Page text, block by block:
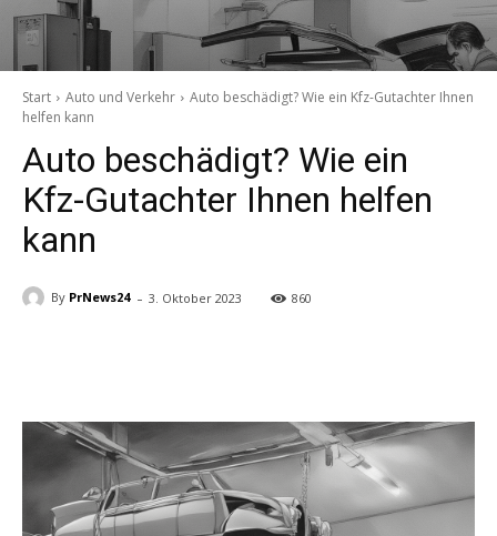
Start Auto und Verkehr
Auto beschädigt? Wie ein Kfz-Gutachter Ihnen
helfen kann
Auto beschädigt? Wie ein
Kfz-Gutachter Ihnen helfen
kann
By PrNews24 - 3. Oktober 2023 860